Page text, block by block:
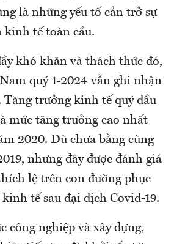
là những yếu tố cản trở sự
kinh tế toàn cầu.
khó khăn và thách thức đó,
quý 1-2024 vẫn ghi nhận
Tăng trưởng kinh tế quý đầu
mức tăng trưởng cao nhất
2020. Dù chưa bằng cùng
nhưng đây được đánh giá
lệ trên con đường phục
tế sau đại dịch Covid-19.
công nghiệp và xây dựng,